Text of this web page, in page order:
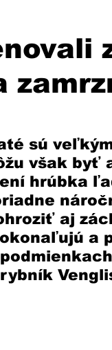
sú
však byť
hrúbka
aj
a